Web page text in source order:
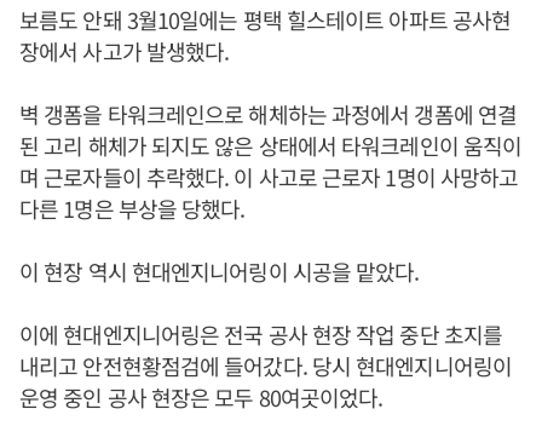
보름도 안돼 3월10일에는 평택 힐스테이트 아파트 공사현
장에서 사고가 발생했다.
벽 갱폼을 타워크레인으로 해체하는 과정에서 갱폼에 연결
된 고리 해체가 되지도 않은 상태에서 타워크레인이 움직이
며 근로자들이 추락했다. 이 사고로 근로자 1명이 사망하고
다른 1명은 부상을 당했다.
이 현장 역시 현대엔지니어링이 시공을 맡았다.
이에 현대엔지니어링은 전국 공사 현장 작업 중단 초지를
내리고 안전현황점검에 들어갔다. 당시 현대엔지니어링이
운영 중인 공사 현장은 모두 80여곳이었다.